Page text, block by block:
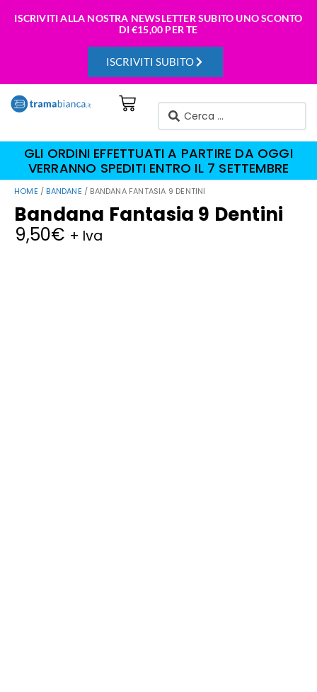
ISCRIVITI ALLA NOSTRA NEWSLETTER SUBITO UNO SCONTO
DI€15,00 PER TE
ISCRIVITI SUBITO
GLI ORDINI EFFETTUATI A PARTIRE DA OGGI
VERRANNO SPEDITI ENTRO IL 7 SETTEMBRE
HOME / BANDANE / BANDANA FANTASIA 9 DENTINI
Bandana Fantasia 9 Dentini
9,50€ + Iva